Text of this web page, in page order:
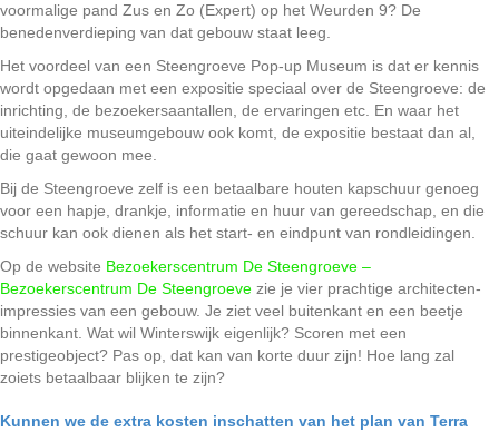
voormalige pand Zus en Zo (Expert) op het Weurden 9? De
benedenverdieping van dat gebouw staat leeg.
Het voordeel van een Steengroeve Pop-up Museum is dat er kennis
wordt opgedaan met een expositie speciaal over de Steengroeve: de
inrichting, de bezoekersaantallen, de ervaringen etc. En waar het
uiteindelijke museumgebouw ook komt, de expositie bestaat dan al,
die gaat gewoon mee.
Bij de Steengroeve zelf is een betaalbare houten kapschuur genoeg
voor een hapje, drankje, informatie en huur van gereedschap, en die
schuur kan ook dienen als het start- en eindpunt van rondleidingen.
Op de website Bezoekerscentrum De Steengroeve –
Bezoekerscentrum De Steengroeve zie je vier prachtige architecten-
impressies van een gebouw. Je ziet veel buitenkant en een beetje
binnenkant. Wat wil Winterswijk eigenlijk? Scoren met een
prestigeobject? Pas op, dat kan van korte duur zijn! Hoe lang zal
zoiets betaalbaar blijken te zijn?
Kunnen we de extra kosten inschatten van het plan van Terra